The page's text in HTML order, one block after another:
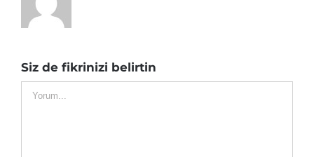
Siz de fikrinizi belirtin
Yorum